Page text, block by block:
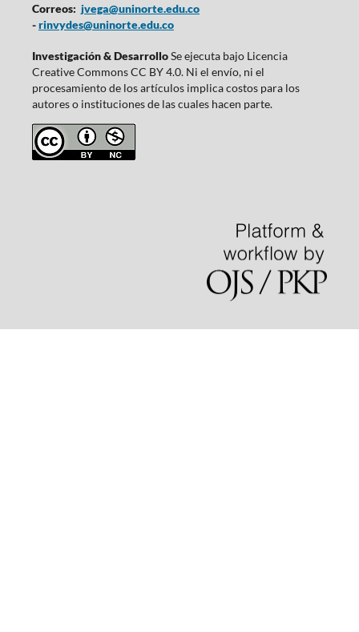
Correos: jvega@uninorte.edu.co
-rinvydes@uninorte.edu.co
Investigación & DesarrolloSe ejecuta bajo Licencia
Creative Commons CC BY 4.0. Ni el envío, ni el
procesamiento de los artículos implica costos para los
autores o instituciones de las cuales hacen parte.